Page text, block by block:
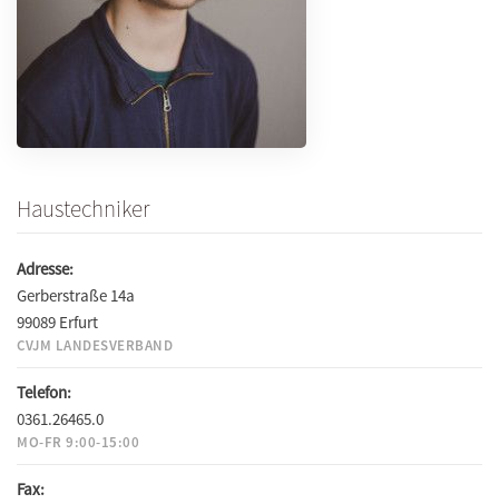
Haustechniker
Adresse:
Gerberstraße 14a
99089 Erfurt
CVJM LANDESVERBAND
Telefon:
0361.26465.0
MO-FR 9:00-15:00
Fax: